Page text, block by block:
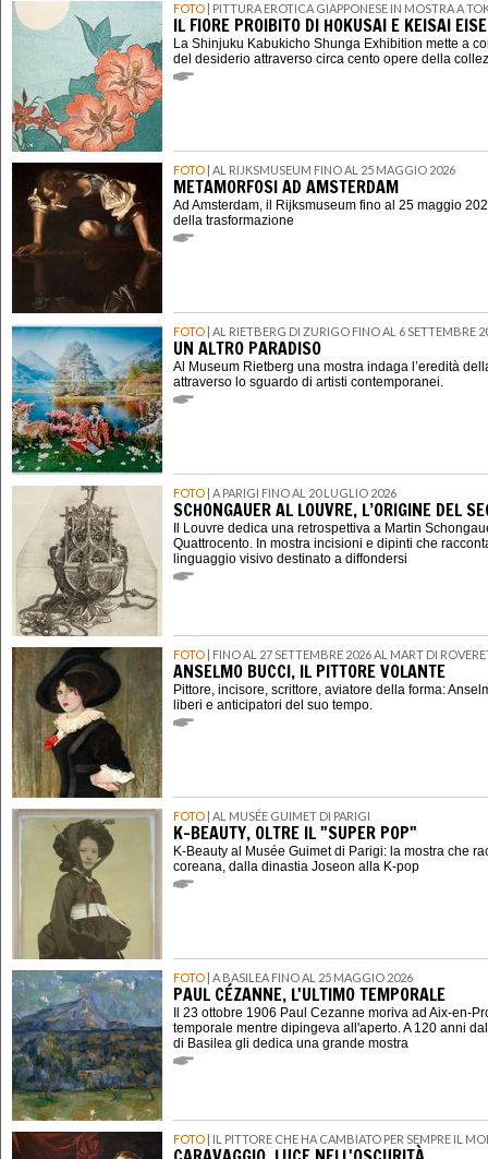
FOTO | PITTURA EROTICA GIAPPONESE IN MOSTRA A
IL FIORE PROIBITO DI HOKUSAI E KEISAI
La Shinjuku Kabukicho Shunga Exhibition mette a
del desiderio attraverso circa cento opere della
FOTO | AL RIJKSMUSEUM FINO AL 25 MAGGIO 2026
METAMORFOSI AD AMSTERDAM
Ad Amsterdam, il Rijksmuseum fino al 25 maggio
della trasformazione
FOTO | AL RIETBERG DI ZURIGO FINO AL 6 SETTEMBRE
UN ALTRO PARADISO
Al Museum Rietberg una mostra indaga l’eredità
attraverso lo sguardo di artisti contemporanei.
FOTO | A PARIGI FINO AL 20 LUGLIO 2026
SCHONGAUER AL LOUVRE, L’ORIGINE DEL
Il Louvre dedica una retrospettiva a Martin
Quattrocento. In mostra incisioni e dipinti che
linguaggio visivo destinato a diffondersi
FOTO | FINO AL 27 SETTEMBRE 2026 AL MART DI
ANSELMO BUCCI, IL PITTORE VOLANTE
Pittore, incisore, scrittore, aviatore della forma:
liberi e anticipatori del suo tempo.
FOTO | AL MUSÉE GUIMET DI PARIGI
K-BEAUTY, OLTRE IL "SUPER POP"
K-Beauty al Musée Guimet di Parigi: la mostra che
coreana, dalla dinastia Joseon alla K-pop
FOTO | A BASILEA FINO AL 25 MAGGIO 2026
PAUL CÉZANNE, L'ULTIMO TEMPORALE
Il 23 ottobre 1906 Paul Cezanne moriva ad Aix-en-
temporale mentre dipingeva all'aperto. A 120 anni
di Basilea gli dedica una grande mostra
FOTO | IL PITTORE CHE HA CAMBIATO PER SEMPRE IL